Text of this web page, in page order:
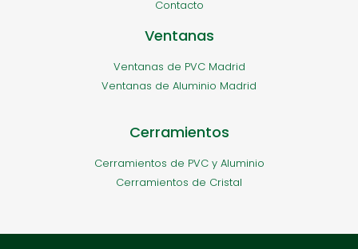
Contacto
Ventanas
Ventanas de PVC Madrid
Ventanas de Aluminio Madrid
Cerramientos
Cerramientos de PVC y Aluminio
Cerramientos de Cristal